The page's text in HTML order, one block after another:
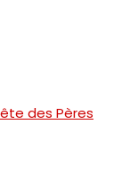
des Pères